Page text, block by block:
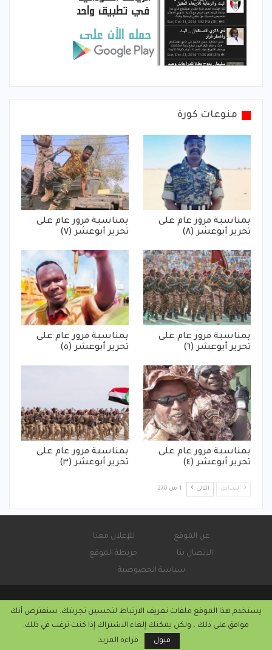
منوعات كورة
بمناسبة مرور عام على
تحرير أبوعشر (٨)
بمناسبة مرور عام على
تحرير أبوعشر (٧)
بمناسبة مرور عام على
تحرير أبوعشر (٦)
بمناسبة مرور عام على
تحرير أبوعشر (٥)
بمناسبة مرور عام على
تحرير أبوعشر (٤)
بمناسبة مرور عام على
تحرير أبوعشر (٣)
السابق التالي 1 من 270
عن الموقع
للإعلان معنا
الاتصال بنا
خريطة الموقع
سياسة الخصوصية
التركيب والاستضافة من كريستا هوست
يستخدم هذا الموقع ملفات تعريف الارتباط لتحسين تجربتك. سنفترض أنك
موافق على ذلك ، ولكن يمكنك إلغاء الاشتراك إذا كنت ترغب في ذلك.
قبول
قراءة المزيد